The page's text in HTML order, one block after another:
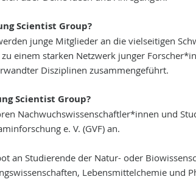
Scientist Group?
junge Mitglieder an die vielseitigen
einem starken Netzwerk junger
Disziplinen zusammengeführt.
Scientist Group?
Nachwuchswissenschaftler*innen und
e. V. (GVF) an.
an Studierende der Natur- oder
Lebensmittelchemie und